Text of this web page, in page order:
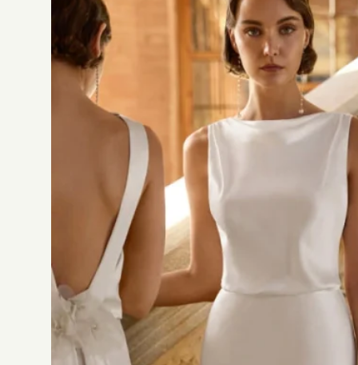
Silhouette
Asymétrique
Combinaison
(2)
(2)
(6)
(14)
Princesse
(5)
Sirène(5)
Créateurs